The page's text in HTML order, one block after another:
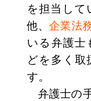
を担当して
他、企業法
いる弁護士
どを多く取
す。
弁護士の